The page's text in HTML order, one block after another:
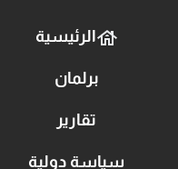
الرئيسية
برلمان
تقارير
سياسة دولية